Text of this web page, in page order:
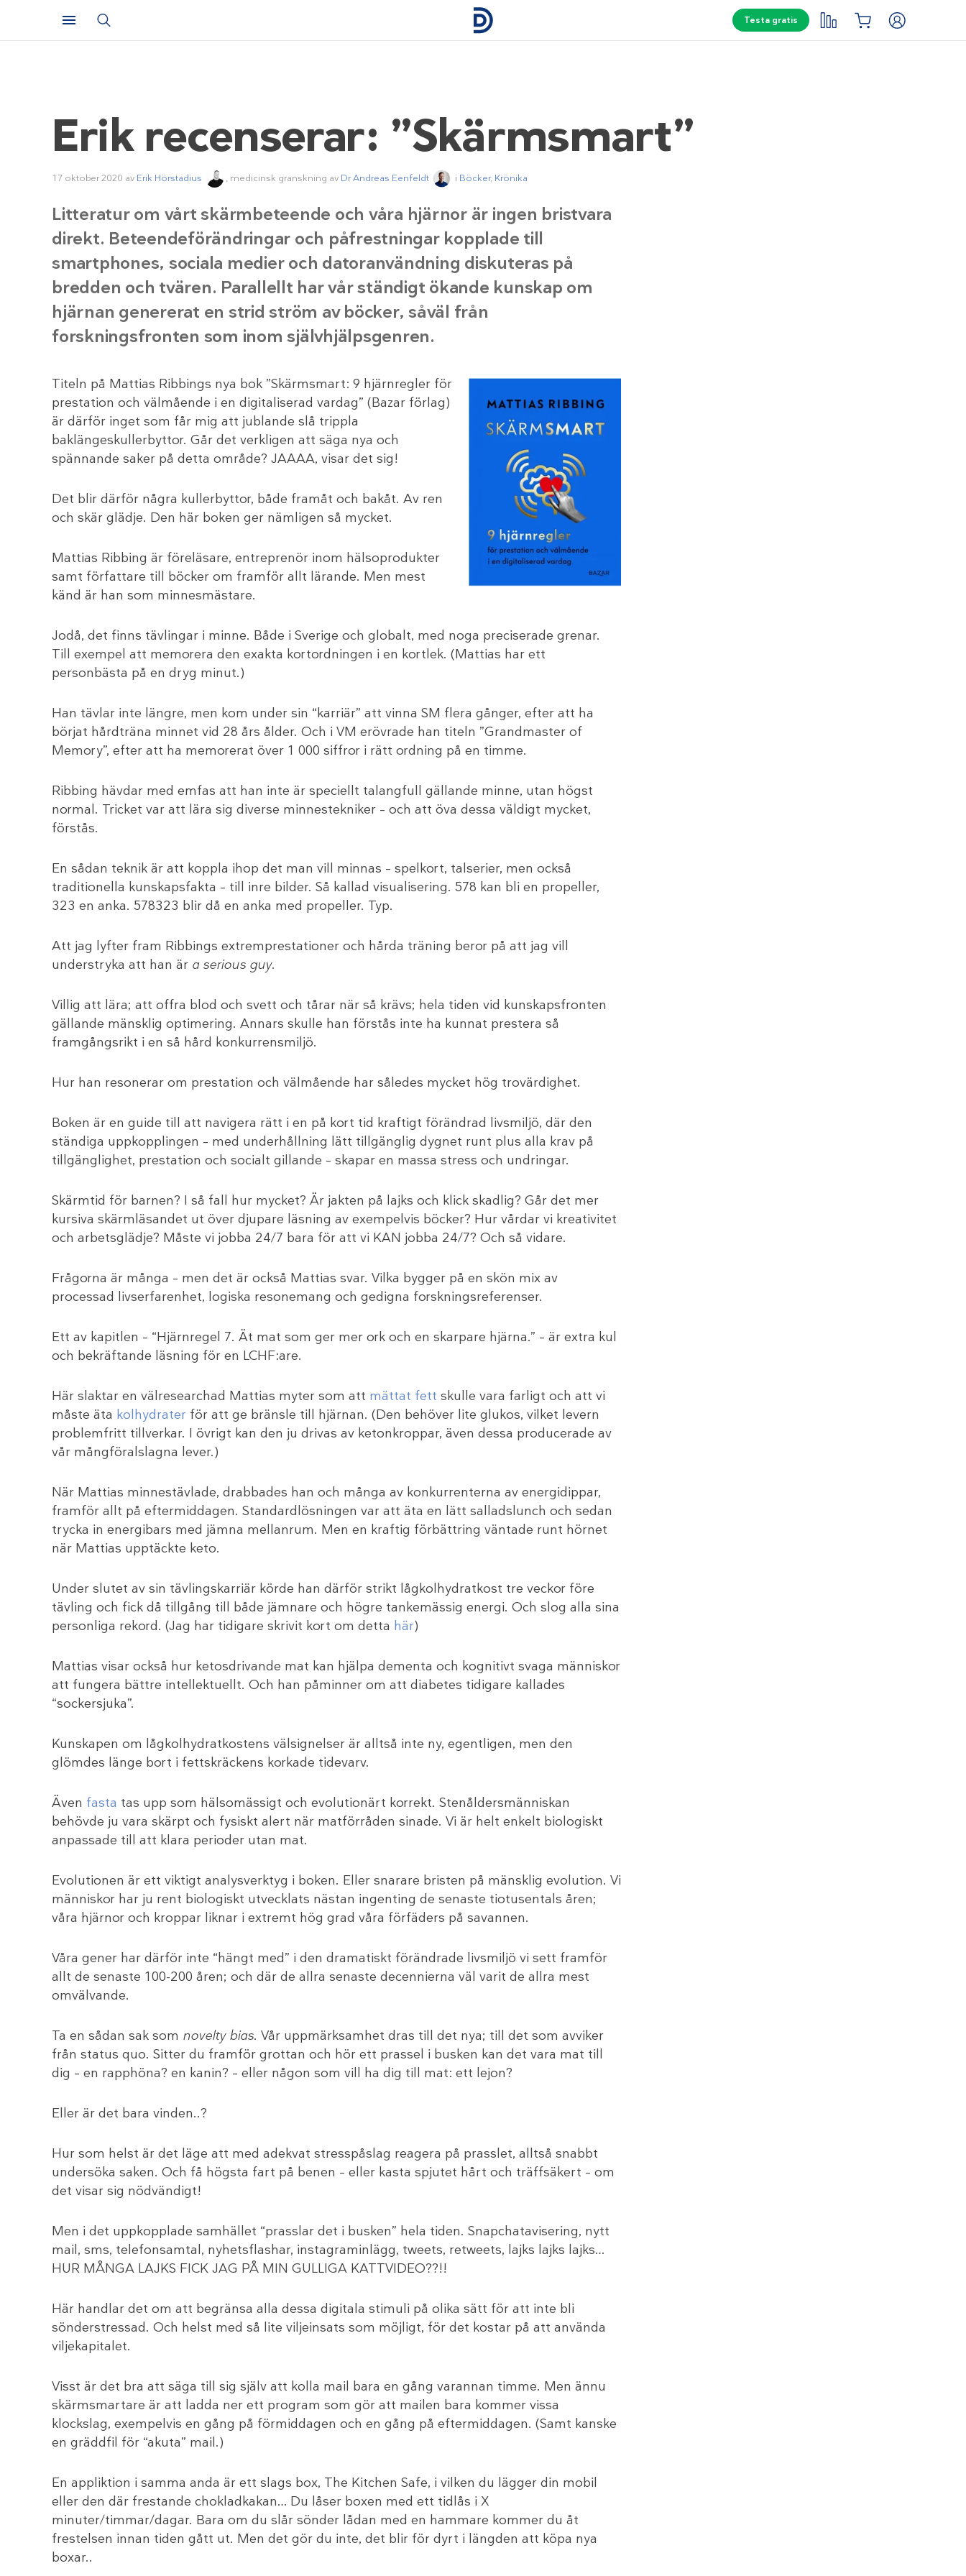
Testa gratis
Erik recenserar: ”Skärmsmart”
17 oktober 2020 av Erik Hörstadius , medicinsk granskning av Dr Andreas Eenfeldt i Böcker, Krönika
Litteratur om vårt skärmbeteende och våra hjärnor är ingen bristvara
direkt. Beteendeförändringar och påfrestningar kopplade till
smartphones, sociala medier och datoranvändning diskuteras på
bredden och tvären. Parallellt har vår ständigt ökande kunskap om
hjärnan genererat en strid ström av böcker, såväl från
forskningsfronten som inom självhjälpsgenren.
Titeln på Mattias Ribbings nya bok ”Skärmsmart: 9 hjärnregler för
prestation och välmående i en digitaliserad vardag” (Bazar förlag)
är därför inget som får mig att jublande slå trippla
baklängeskullerbyttor. Går det verkligen att säga nya och
spännande saker på detta område? JAAAA, visar det sig!
Det blir därför några kullerbyttor, både framåt och bakåt. Av ren
och skär glädje. Den här boken ger nämligen så mycket.
Mattias Ribbing är föreläsare, entreprenör inom hälsoprodukter
samt författare till böcker om framför allt lärande. Men mest
känd är han som minnesmästare.
Jodå, det finns tävlingar i minne. Både i Sverige och globalt, med noga preciserade grenar.
Till exempel att memorera den exakta kortordningen i en kortlek. (Mattias har ett
personbästa på en dryg minut.)
Han tävlar inte längre, men kom under sin “karriär” att vinna SM flera gånger, efter att ha
börjat hårdträna minnet vid 28 års ålder. Och i VM erövrade han titeln ”Grandmaster of
Memory”, efter att ha memorerat över 1 000 siffror i rätt ordning på en timme.
Ribbing hävdar med emfas att han inte är speciellt talangfull gällande minne, utan högst
normal. Tricket var att lära sig diverse minnestekniker – och att öva dessa väldigt mycket,
förstås.
En sådan teknik är att koppla ihop det man vill minnas – spelkort, talserier, men också
traditionella kunskapsfakta – till inre bilder. Så kallad visualisering. 578 kan bli en propeller,
323 en anka. 578323 blir då en anka med propeller. Typ.
Att jag lyfter fram Ribbings extremprestationer och hårda träning beror på att jag vill
understryka att han är a serious guy.
Villig att lära; att offra blod och svett och tårar när så krävs; hela tiden vid kunskapsfronten
gällande mänsklig optimering. Annars skulle han förstås inte ha kunnat prestera så
framgångsrikt i en så hård konkurrensmiljö.
Hur han resonerar om prestation och välmående har således mycket hög trovärdighet.
Boken är en guide till att navigera rätt i en på kort tid kraftigt förändrad livsmiljö, där den
ständiga uppkopplingen – med underhållning lätt tillgänglig dygnet runt plus alla krav på
tillgänglighet, prestation och socialt gillande – skapar en massa stress och undringar.
Skärmtid för barnen? I så fall hur mycket? Är jakten på lajks och klick skadlig? Går det mer
kursiva skärmläsandet ut över djupare läsning av exempelvis böcker? Hur vårdar vi kreativitet
och arbetsglädje? Måste vi jobba 24/7 bara för att vi KAN jobba 24/7? Och så vidare.
Frågorna är många – men det är också Mattias svar. Vilka bygger på en skön mix av
processad livserfarenhet, logiska resonemang och gedigna forskningsreferenser.
Ett av kapitlen – “Hjärnregel 7. Ät mat som ger mer ork och en skarpare hjärna.” – är extra kul
och bekräftande läsning för en LCHF:are.
Här slaktar en välresearchad Mattias myter som att mättat fett skulle vara farligt och att vi
måste äta kolhydrater för att ge bränsle till hjärnan. (Den behöver lite glukos, vilket levern
problemfritt tillverkar. I övrigt kan den ju drivas av ketonkroppar, även dessa producerade av
vår mångföralslagna lever.)
När Mattias minnestävlade, drabbades han och många av konkurrenterna av energidippar,
framför allt på eftermiddagen. Standardlösningen var att äta en lätt salladslunch och sedan
trycka in energibars med jämna mellanrum. Men en kraftig förbättring väntade runt hörnet
när Mattias upptäckte keto.
Under slutet av sin tävlingskarriär körde han därför strikt lågkolhydratkost tre veckor före
tävling och fick då tillgång till både jämnare och högre tankemässig energi. Och slog alla sina
personliga rekord. (Jag har tidigare skrivit kort om detta här)
Mattias visar också hur ketosdrivande mat kan hjälpa dementa och kognitivt svaga människor
att fungera bättre intellektuellt. Och han påminner om att diabetes tidigare kallades
“sockersjuka”.
Kunskapen om lågkolhydratkostens välsignelser är alltså inte ny, egentligen, men den
glömdes länge bort i fettskräckens korkade tidevarv.
Även fasta tas upp som hälsomässigt och evolutionärt korrekt. Stenåldersmänniskan
behövde ju vara skärpt och fysiskt alert när matförråden sinade. Vi är helt enkelt biologiskt
anpassade till att klara perioder utan mat.
Evolutionen är ett viktigt analysverktyg i boken. Eller snarare bristen på mänsklig evolution. Vi
människor har ju rent biologiskt utvecklats nästan ingenting de senaste tiotusentals åren;
våra hjärnor och kroppar liknar i extremt hög grad våra förfäders på savannen.
Våra gener har därför inte “hängt med” i den dramatiskt förändrade livsmiljö vi sett framför
allt de senaste 100-200 åren; och där de allra senaste decennierna väl varit de allra mest
omvälvande.
Ta en sådan sak som novelty bias. Vår uppmärksamhet dras till det nya; till det som avviker
från status quo. Sitter du framför grottan och hör ett prassel i busken kan det vara mat till
dig – en rapphöna? en kanin? – eller någon som vill ha dig till mat: ett lejon?
Eller är det bara vinden..?
Hur som helst är det läge att med adekvat stresspåslag reagera på prasslet, alltså snabbt
undersöka saken. Och få högsta fart på benen – eller kasta spjutet hårt och träffsäkert – om
det visar sig nödvändigt!
Men i det uppkopplade samhället “prasslar det i busken” hela tiden. Snapchatavisering, nytt
mail, sms, telefonsamtal, nyhetsflashar, instagraminlägg, tweets, retweets, lajks lajks lajks…
HUR MÅNGA LAJKS FICK JAG PÅ MIN GULLIGA KATTVIDEO??!!
Här handlar det om att begränsa alla dessa digitala stimuli på olika sätt för att inte bli
sönderstressad. Och helst med så lite viljeinsats som möjligt, för det kostar på att använda
viljekapitalet.
Visst är det bra att säga till sig själv att kolla mail bara en gång varannan timme. Men ännu
skärmsmartare är att ladda ner ett program som gör att mailen bara kommer vissa
klockslag, exempelvis en gång på förmiddagen och en gång på eftermiddagen. (Samt kanske
en gräddfil för “akuta” mail.)
En appliktion i samma anda är ett slags box, The Kitchen Safe, i vilken du lägger din mobil
eller den där frestande chokladkakan… Du låser boxen med ett tidlås i X
minuter/timmar/dagar. Bara om du slår sönder lådan med en hammare kommer du åt
frestelsen innan tiden gått ut. Men det gör du inte, det blir för dyrt i längden att köpa nya
boxar..